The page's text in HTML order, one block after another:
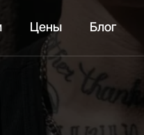
Цены Блог